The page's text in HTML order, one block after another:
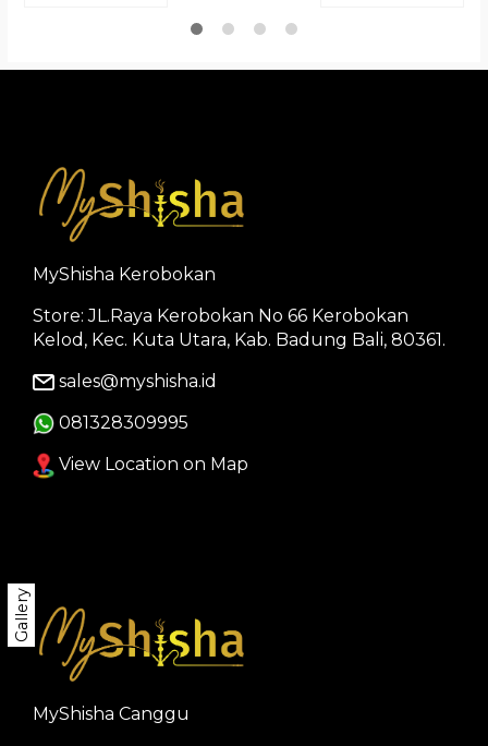
Gallery
MyShisha Kerobokan
Store: JL.Raya Kerobokan No 66 Kerobokan
Kelod, Kec. Kuta Utara, Kab. Badung Bali, 80361.
sales@myshisha.id
081328309995
View Location on Map
MyShisha Canggu